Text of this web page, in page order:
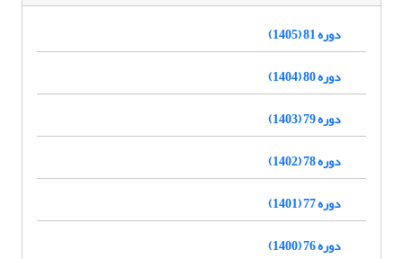
دوره 81 (1405)
دوره 80 (1404)
دوره 79 (1403)
دوره 78 (1402)
دوره 77 (1401)
دوره 76 (1400)